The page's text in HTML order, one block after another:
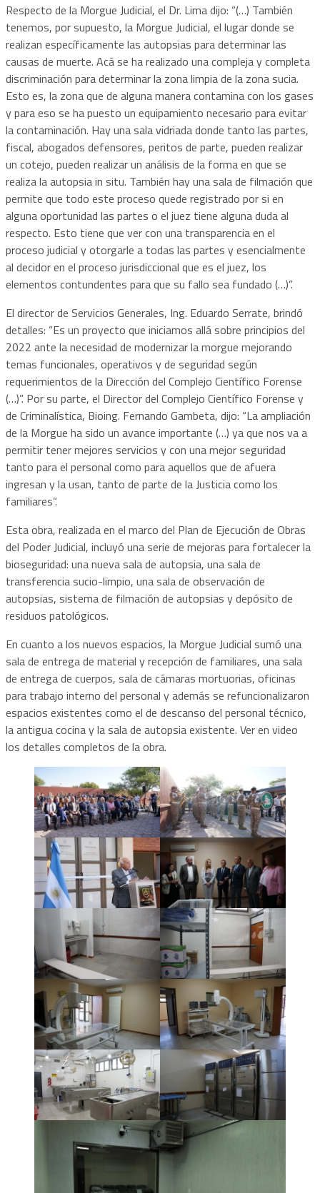
Respecto de la Morgue Judicial, el Dr. Lima dijo: “(…) También
tenemos, por supuesto, la Morgue Judicial, el lugar donde se
realizan específicamente las autopsias para determinar las
causas de muerte. Acá se ha realizado una compleja y completa
discriminación para determinar la zona limpia de la zona sucia.
Esto es, la zona que de alguna manera contamina con los gases
y para eso se ha puesto un equipamiento necesario para evitar
la contaminación. Hay una sala vidriada donde tanto las partes,
fiscal, abogados defensores, peritos de parte, pueden realizar
un cotejo, pueden realizar un análisis de la forma en que se
realiza la autopsia in situ. También hay una sala de filmación que
permite que todo este proceso quede registrado por si en
alguna oportunidad las partes o el juez tiene alguna duda al
respecto. Esto tiene que ver con una transparencia en el
proceso judicial y otorgarle a todas las partes y esencialmente
al decidor en el proceso jurisdiccional que es el juez, los
elementos contundentes para que su fallo sea fundado (…)”.
El director de Servicios Generales, Ing. Eduardo Serrate, brindó
detalles: “Es un proyecto que iniciamos allá sobre principios del
2022 ante la necesidad de modernizar la morgue mejorando
temas funcionales, operativos y de seguridad según
requerimientos de la Dirección del Complejo Científico Forense
(…)”. Por su parte, el Director del Complejo Científico Forense y
de Criminalística, Bioing. Fernando Gambeta, dijo: “La ampliación
de la Morgue ha sido un avance importante (…) ya que nos va a
permitir tener mejores servicios y con una mejor seguridad
tanto para el personal como para aquellos que de afuera
ingresan y la usan, tanto de parte de la Justicia como los
familiares”.
Esta obra, realizada en el marco del Plan de Ejecución de Obras
del Poder Judicial, incluyó una serie de mejoras para fortalecer la
bioseguridad: una nueva sala de autopsia, una sala de
transferencia sucio-limpio, una sala de observación de
autopsias, sistema de filmación de autopsias y depósito de
residuos patológicos.
En cuanto a los nuevos espacios, la Morgue Judicial sumó una
sala de entrega de material y recepción de familiares, una sala
de entrega de cuerpos, sala de cámaras mortuorias, oficinas
para trabajo interno del personal y además se refuncionalizaron
espacios existentes como el de descanso del personal técnico,
la antigua cocina y la sala de autopsia existente. Ver en video
los detalles completos de la obra.